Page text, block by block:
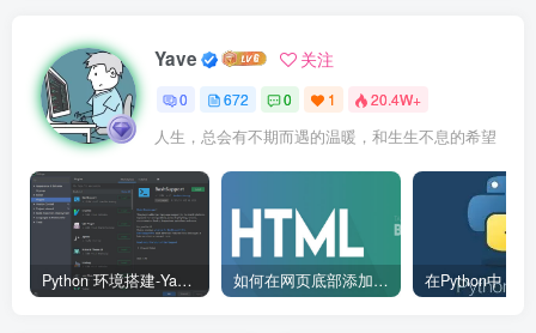
Yave 关注
0 672 0 1 20.4W+
人生，总会有不期而遇的温暖，和生生不息的希望
Python 环境搭建-Yave520-专业开发者社区 如何在网页底部添加版权信息？